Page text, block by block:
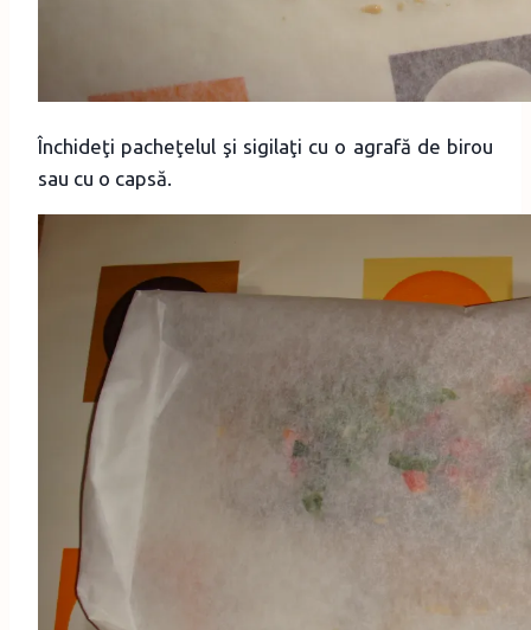
Închideţi pacheţelul şi sigilaţi cu o agrafă de birou
sau cu o capsă.